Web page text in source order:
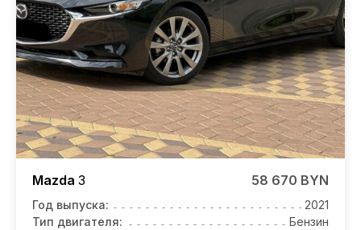
Mazda 3 58 670 BYN
Год выпуска:
2021
Тип двигателя:
Бензин